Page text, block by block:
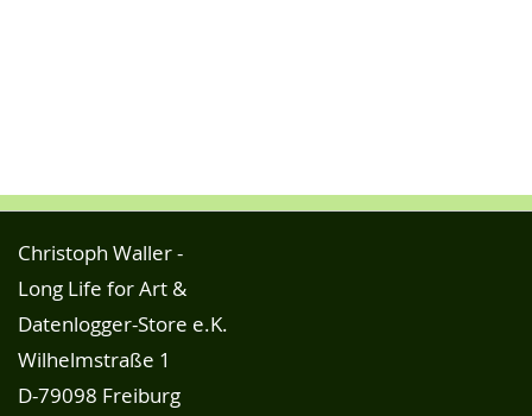
Christoph Waller -
Long Life for Art &
Datenlogger-Store e.K.
Wilhelmstraße 1
D-79098 Freiburg